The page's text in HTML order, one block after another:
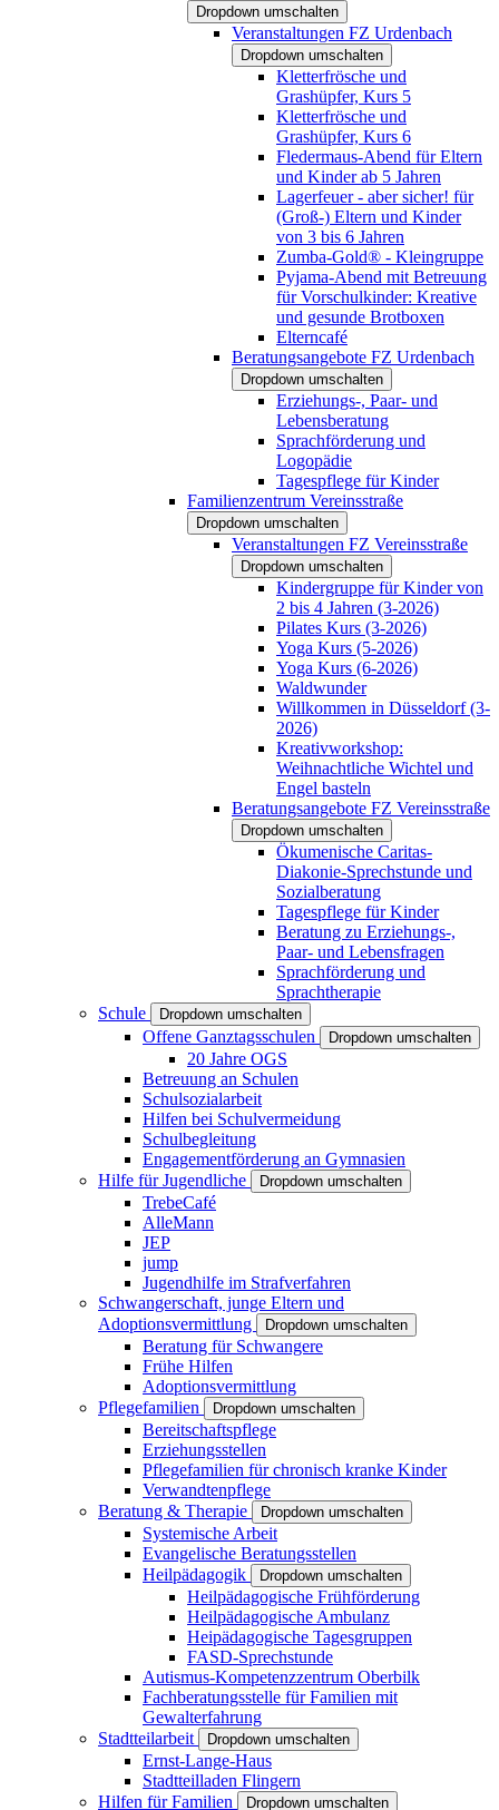
Dropdown umschalten
Veranstaltungen FZ Urdenbach
Dropdown umschalten
Kletterfrösche und
Grashüpfer, Kurs 5
Kletterfrösche und
Grashüpfer, Kurs 6
Fledermaus-Abend für Eltern
und Kinder ab 5 Jahren
Lagerfeuer - aber sicher! für
(Groß-) Eltern und Kinder
von 3 bis 6 Jahren
Zumba-Gold® - Kleingruppe
Pyjama-Abend mit Betreuung
für Vorschulkinder: Kreative
und gesunde Brotboxen
Elterncafé
Beratungsangebote FZ Urdenbach
Dropdown umschalten
Erziehungs-, Paar- und
Lebensberatung
Sprachförderung und
Logopädie
Tagespflege für Kinder
Familienzentrum Vereinsstraße
Dropdown umschalten
Veranstaltungen FZ Vereinsstraße
Dropdown umschalten
Kindergruppe für Kinder von
2 bis 4 Jahren (3-2026)
Pilates Kurs (3-2026)
Yoga Kurs (5-2026)
Yoga Kurs (6-2026)
Waldwunder
Willkommen in Düsseldorf (3-
2026)
Kreativworkshop:
Weihnachtliche Wichtel und
Engel basteln
Beratungsangebote FZ Vereinsstraße
Dropdown umschalten
Ökumenische Caritas-
Diakonie-Sprechstunde und
Sozialberatung
Tagespflege für Kinder
Beratung zu Erziehungs-,
Paar- und Lebensfragen
Sprachförderung und
Sprachtherapie
Schule
Dropdown umschalten
Offene Ganztagsschulen Dropdown umschalten
20 Jahre OGS
Betreuung an Schulen
Schulsozialarbeit
Hilfen bei Schulvermeidung
Schulbegleitung
Engagementförderung an Gymnasien
Hilfe für Jugendliche
Dropdown umschalten
TrebeCafé
AlleMann
JEP
jump
Jugendhilfe im Strafverfahren
Schwangerschaft, junge Eltern und
Adoptionsvermittlung
Dropdown umschalten
Beratung für Schwangere
Frühe Hilfen
Adoptionsvermittlung
Pflegefamilien
Dropdown umschalten
Bereitschaftspflege
Erziehungsstellen
Pflegefamilien für chronisch kranke Kinder
Verwandtenpflege
Beratung & Therapie
Dropdown umschalten
Systemische Arbeit
Evangelische Beratungsstellen
Heilpädagogik
Dropdown umschalten
Heilpädagogische Frühförderung
Heilpädagogische Ambulanz
Heipädagogische Tagesgruppen
FASD-Sprechstunde
Autismus-Kompetenzzentrum Oberbilk
Fachberatungsstelle für Familien mit
Gewalterfahrung
Stadtteilarbeit
Dropdown umschalten
Ernst-Lange-Haus
Stadtteilladen Flingern
Hilfen für Familien
Dropdown umschalten